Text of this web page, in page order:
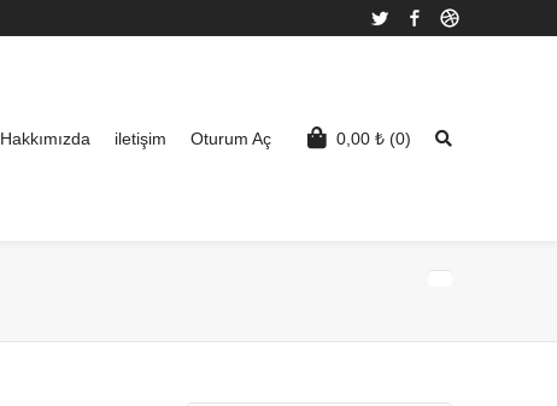
Twitter Facebook
0,00 ₺ (0)
Hakkımızda iletişim Oturum Aç